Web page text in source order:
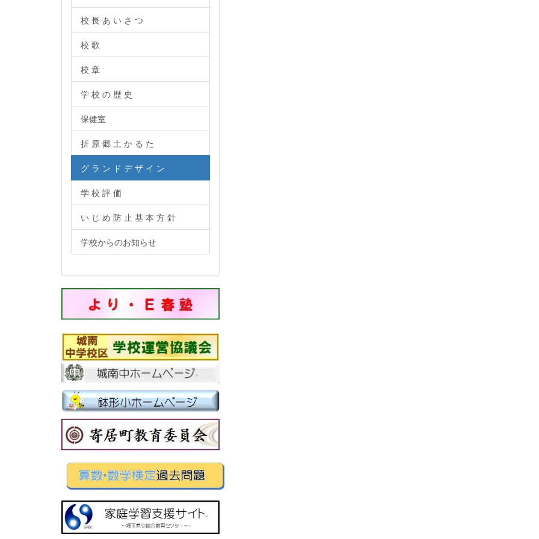
校 長 あ い さ つ
校 歌
校 章
学 校 の 歴 史
保健室
折 原 郷 土 か る た
グ ラ ン ド デ ザ イ ン
学 校 評 価
い じ め 防 止 基 本 方 針
学校からのお知らせ